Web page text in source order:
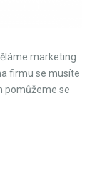
marketing
firmu se musíte
pomůžeme se